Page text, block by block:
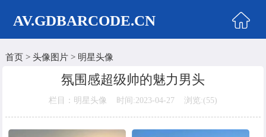
AV.GDBARCODE.CN
首页
首页> 头像图片> 明星头像
氛围感超级帅的魅力男头
栏目：明星头像 时间:2023-04-27 浏览:(55)